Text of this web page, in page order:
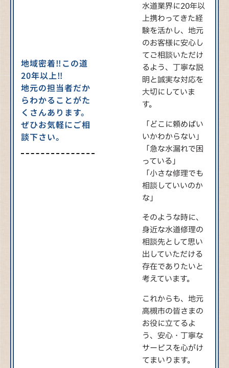
地域密着‼この道
20年以上‼
地元の担当者だか
らわかることがた
くさんあります。
ぜひお気軽にご相
談下さい。
水道業界に20年以
上携わってきた経
験を活かし、地元
のお客様に安心し
てご相談いただけ
るよう、丁寧な説
明と誠実な対応を
大切にしていま
す。
「どこに頼めばい
いかわからない」
「急な水漏れで困
っている」
「小さな修理でも
相談していいのか
な」
そのような時に、
身近な水道修理の
相談先として思い
出していただける
存在でありたいと
考えています。
これからも、地元
高槻市の皆さまの
お役に立てるよ
う、安心・丁寧な
サービスを心がけ
てまいります。